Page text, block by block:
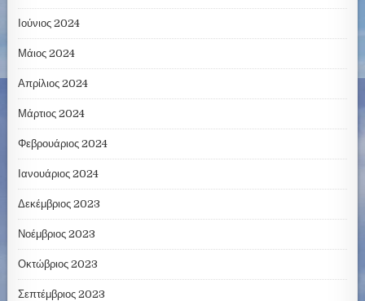
Ιούνιος 2024
Μάιος 2024
Απρίλιος 2024
Μάρτιος 2024
Φεβρουάριος 2024
Ιανουάριος 2024
Δεκέμβριος 2023
Νοέμβριος 2023
Οκτώβριος 2023
Σεπτέμβριος 2023